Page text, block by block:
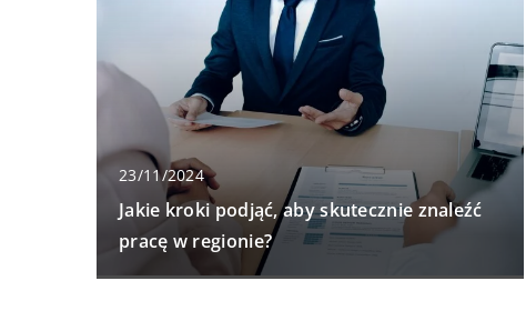
23/11/2024
Jakie kroki podjąć, aby skutecznie znaleźć
pracę w regionie?